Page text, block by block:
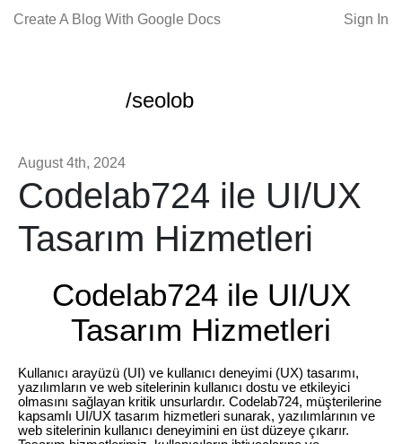
Create A Blog With Google Docs Sign In
/seolob
August 4th, 2024
Codelab724 ile UI/UX
Tasarım Hizmetleri
Codelab724 ile UI/UX
Tasarım Hizmetleri
Kullanıcı arayüzü (UI) ve kullanıcı deneyimi (UX) tasarımı,
yazılımların ve web sitelerinin kullanıcı dostu ve etkileyici
olmasını sağlayan kritik unsurlardır. Codelab724, müşterilerine
kapsamlı UI/UX tasarım hizmetleri sunarak, yazılımlarının ve
web sitelerinin kullanıcı deneyimini en üst düzeye çıkarır.